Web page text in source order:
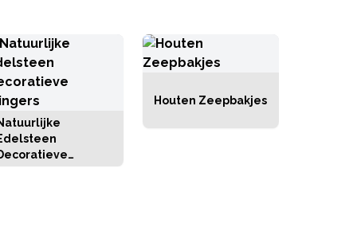
Houten Zeepbakjes